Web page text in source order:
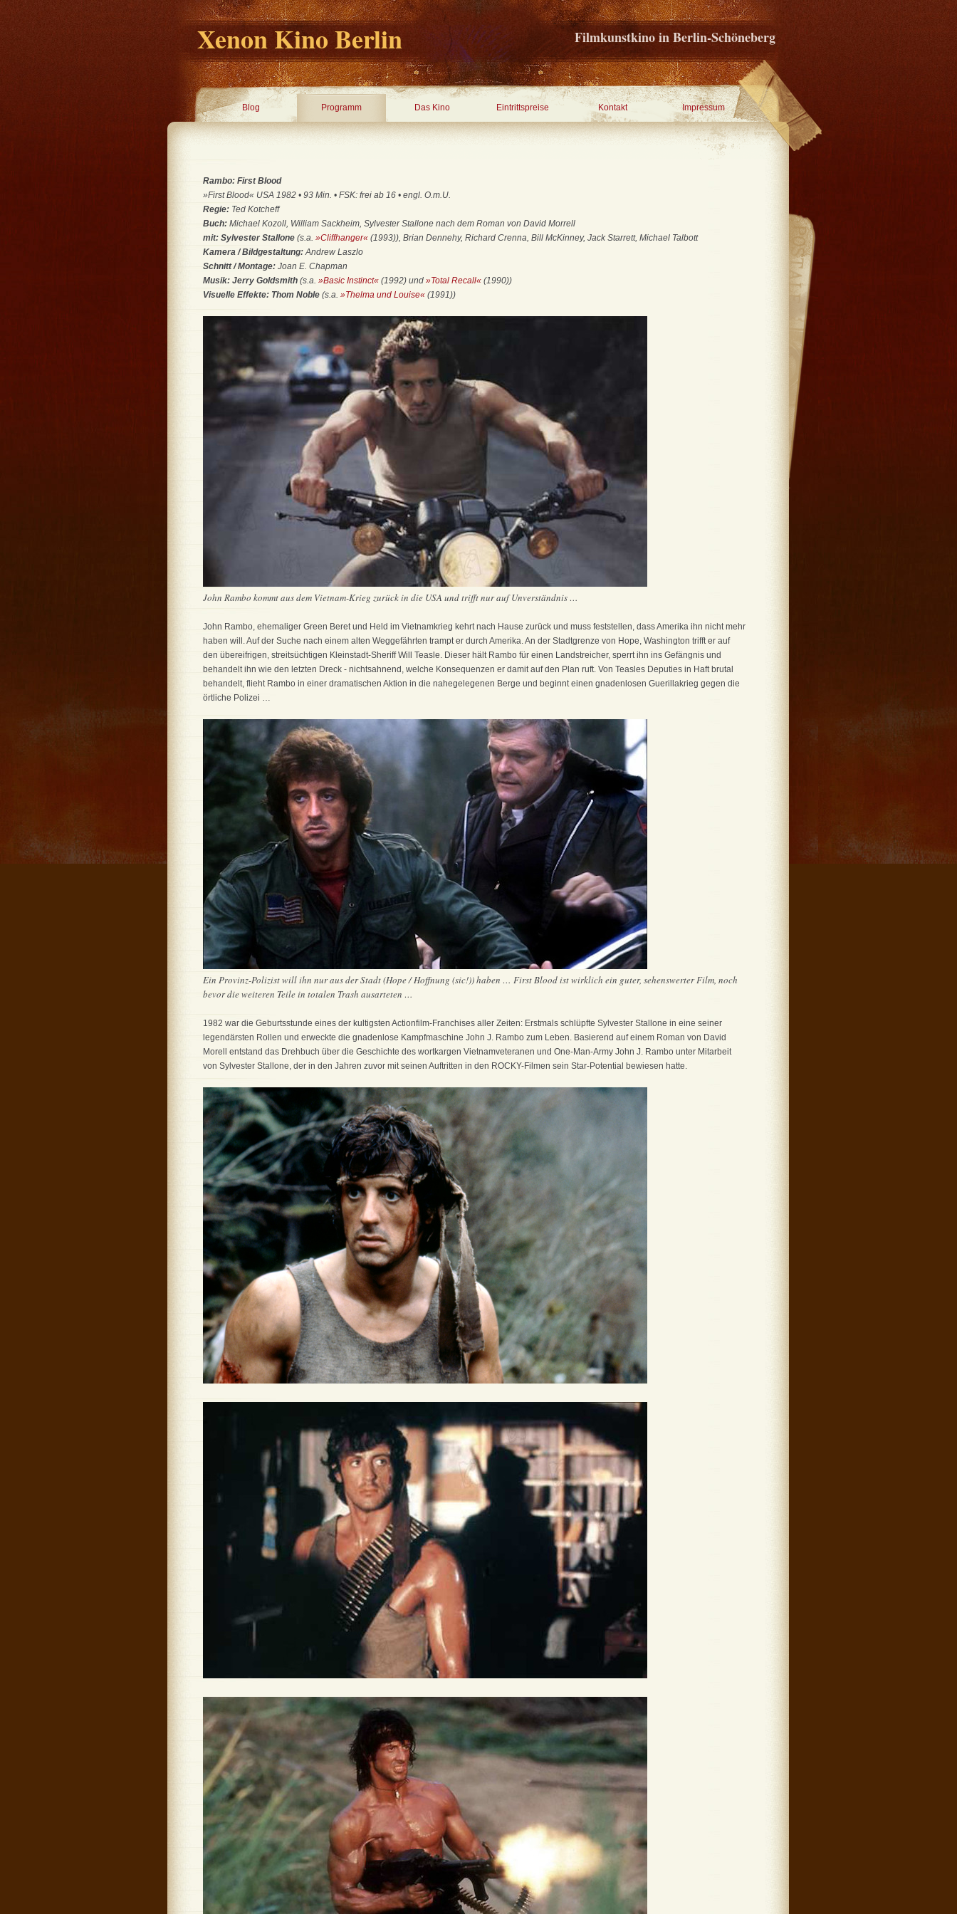
Xenon Kino Berlin Filmkunstkino in Berlin-Schöneberg
Blog Programm Das Kino Eintrittspreise Kontakt Impressum
Rambo: First Blood
»First Blood« USA 1982 • 93 Min. • FSK: frei ab 16 • engl. O.m.U.
Regie: Ted Kotcheff
Buch: Michael Kozoll, William Sackheim, Sylvester Stallone nach dem Roman von David Morrell
mit: Sylvester Stallone (s.a. »Cliffhanger« (1993)), Brian Dennehy, Richard Crenna, Bill McKinney, Jack Starrett, Michael Talbott
Kamera / Bildgestaltung:Andrew Laszlo
Schnitt / Montage: Joan E. Chapman
Musik: Jerry Goldsmith (s.a. »Basic Instinct« (1992) und »Total Recall« (1990))
Visuelle Effekte: Thom Noble (s.a. »Thelma und Louise« (1991))
John Rambo kommt aus dem Vietnam-Krieg zurück in die USA und trifft nur auf Unverständnis …
John Rambo, ehemaliger Green Beret und Held im Vietnamkrieg kehrt nach Hause zurück und muss feststellen, dass Amerika ihn nicht mehr
haben will. Auf der Suche nach einem alten Weggefährten trampt er durch Amerika. An der Stadtgrenze von Hope, Washington trifft er auf
den übereifrigen, streitsüchtigen Kleinstadt-Sheriff Will Teasle. Dieser hält Rambo für einen Landstreicher, sperrt ihn ins Gefängnis und
behandelt ihn wie den letzten Dreck - nichtsahnend, welche Konsequenzen er damit auf den Plan ruft. Von Teasles Deputies in Haft brutal
behandelt, flieht Rambo in einer dramatischen Aktion in die nahegelegenen Berge und beginnt einen gnadenlosen Guerillakrieg gegen die
örtliche Polizei …
Ein Provinz-Polizist will ihn nur aus der Stadt (Hope / Hoffnung (sic!)) haben … First Blood ist wirklich ein guter, sehenswerter Film, noch
bevor die weiteren Teile in totalen Trash ausarteten …
1982 war die Geburtsstunde eines der kultigsten Actionfilm-Franchises aller Zeiten: Erstmals schlüpfte Sylvester Stallone in eine seiner
legendärsten Rollen und erweckte die gnadenlose Kampfmaschine John J. Rambo zum Leben. Basierend auf einem Roman von David
Morell entstand das Drehbuch über die Geschichte des wortkargen Vietnamveteranen und One-Man-Army John J. Rambo unter Mitarbeit
von Sylvester Stallone, der in den Jahren zuvor mit seinen Auftritten in den ROCKY-Filmen sein Star-Potential bewiesen hatte.